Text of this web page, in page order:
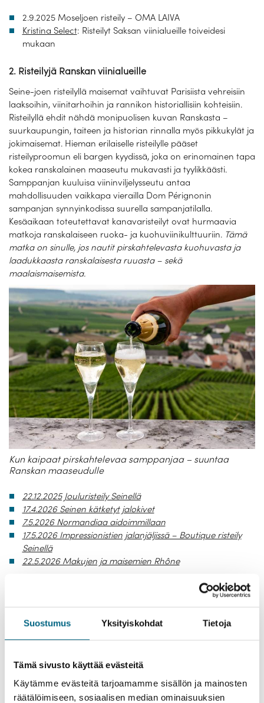
Suostumus Yksityiskohdat Tietoja
Tämä sivusto käyttää evästeitä
Käytämme evästeitä tarjoamamme sisällön ja mainosten
räätälöimiseen, sosiaalisen median ominaisuuksien
2.9.2025 Moseljoen risteily – OMA LAIVA
Kristina Select: Risteilyt Saksan viinialueille toiveidesi
mukaan
2. Risteilyjä Ranskan viinialueille
Seine-joen risteilyllä maisemat vaihtuvat Parisiista vehreisiin
laaksoihin, viinitarhoihin ja rannikon historiallisiin kohteisiin.
Risteilyllä ehdit nähdä monipuolisen kuvan Ranskasta –
suurkaupungin, taiteen ja historian rinnalla myös pikkukylät ja
jokimaisemat. Hieman erilaiselle risteilylle pääset
risteilyproomun eli bargen kyydissä, joka on erinomainen tapa
kokea ranskalainen maaseutu mukavasti ja tyylikkäästi.
Samppanjan kuuluisa viininviljelysseutu antaa
mahdollisuuden vaikkapa vierailla Dom Pérignonin
sampanjan synnyinkodissa suurella sampanjatilalla.
Kesäaikaan toteutettavat kanavaristeilyt ovat hurmaavia
matkoja ranskalaiseen ruoka- ja kuohuviinikulttuuriin. Tämä
matka on sinulle, jos nautit pirskahtelevasta kuohuvasta ja
laadukkaasta ranskalaisesta ruuasta – sekä
maalaismaisemista.
Kun kaipaat pirskahtelevaa samppanjaa – suuntaa
Ranskan maaseudulle
22.12.2025 Jouluristeily Seinellä
17.4.2026 Seinen kätketyt jalokivet
7.5.2026 Normandiaa aidoimmillaan
17.5.2026 Impressionistien jalanjäljissä – Boutique risteily
Seinellä
22.5.2026 Makujen ja maisemien Rhône
6.6.2026 Hurmaava Alsacen Bargeristeily
11.8.2026 Jokiristeily Rhônejoella
10.10.2026 Seinen kätketyt jalokivet
21.10.2026 Jokiristeily Rhônejoella – viiniköynnösten ja
Kristina Select: Barge- ja jokiristeilyt Ranskan viinialueille
toiveidesi mukaan